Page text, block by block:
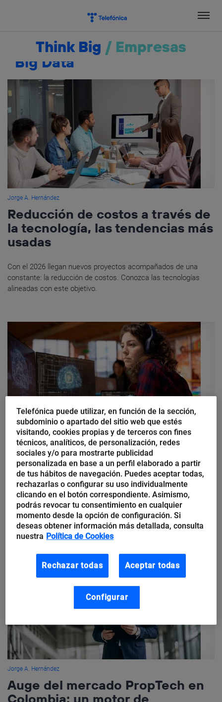
Think Big / Empresas
Big Data
Jorge A. Hernández
Reducción de costos a través de
la tecnología, las tendencias más
usadas
Con el 2026 llegan nuevos proyectos acompañados de una
constante: la reducción de costos. Conozca las tecnologías
alineadas con este objetivo.
Jorge A. Hernández
Computación cuántica, ¿cómo
estamos?
El futuro de la computación cuántica puede estar ligado a
palabras como Majorana, Starling o neglectones. ¿Por qué
deberían importarnos?
Jorge A. Hernández
Auge del mercado PropTech en
Colombia: un motor de
Telefónica puede utilizar, en función de la sección,
subdominio o apartado del sitio web que estés
visitando, cookies propias y de terceros con fines
técnicos, analíticos, de personalización, redes
sociales y/o para mostrarte publicidad
personalizada en base a un perfil elaborado a partir
de tus hábitos de navegación. Puedes aceptar todas,
rechazarlas o configurar su uso individualmente
clicando en el botón correspondiente. Asimismo,
podrás revocar tu consentimiento en cualquier
momento desde la opción de configuración. Si
deseas obtener información más detallada, consulta
nuestra Política de Cookies
Rechazar todas Aceptar todas
Configurar